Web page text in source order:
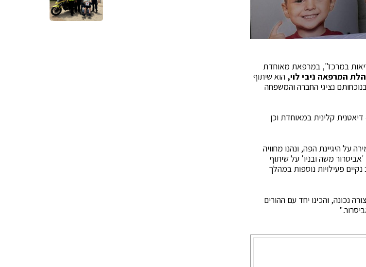
את הבריאות במרכז", במרפאת מאוחדת
המרפאה ניבי לוי, הוא שיתוף
נציגי החברה והמשפחה
קלינית במאוחדת וכן
על היגיינת הפה, ונהנו מחוויה
משה ובניו' על שיתוף
פעילויות נוספות במהלך
נכונה, והכינו יחד עם ההורים